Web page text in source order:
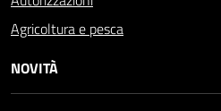
Agricoltura e pesca
NOVITÀ